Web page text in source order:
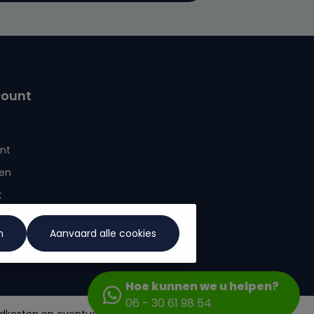
heeft geaccepteerd.
Hoe kunnen we u helpen?
06 - 30 61 98 54
Aanvaard alle cookies